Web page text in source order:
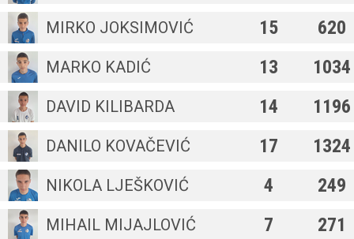
MIRKO JOKSIMOVIĆ 15 620
MARKO KADIĆ 13 1034
DAVID KILIBARDA 14 1196
DANILO KOVAČEVIĆ 17 1324
NIKOLA LJEŠKOVIĆ 4 249
MIHAIL MIJAJLOVIĆ 7 271